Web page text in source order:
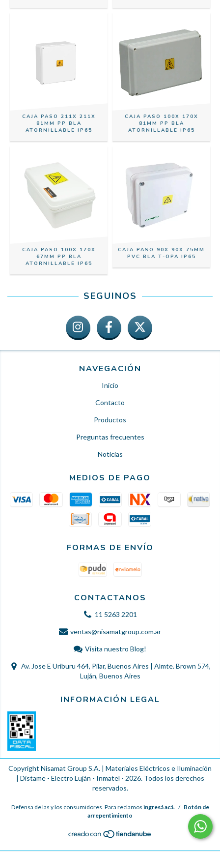
CAJA PASO 211X 211X
81MM PP BLA
ATORNILLABLE IP65
CAJA PASO 100X 170X
81MM PP BLA
ATORNILLABLE IP65
CAJA PASO 100X 170X
67MM PP BLA
ATORNILLABLE IP65
CAJA PASO 90X 90X 75MM
PVC BLA T-OPA IP65
SEGUINOS
NAVEGACIÓN
Inicio
Contacto
Productos
Preguntas frecuentes
Noticias
MEDIOS DE PAGO
FORMAS DE ENVÍO
CONTACTANOS
11 5263 2201
ventas@nisamatgroup.com.ar
Visita nuestro Blog!
Av. Jose E Uriburu 464, Pilar, Buenos Aires | Almte. Brown 574,
Luján, Buenos Aires
INFORMACIÓN LEGAL
Copyright Nisamat Group S.A. | Materiales Eléctricos e Iluminación
| Distame - Electro Luján - Inmatel - 2026. Todos los derechos
reservados.
Defensa de las y los consumidores. Para reclamos ingresá acá. / Botón de
arrepentimiento